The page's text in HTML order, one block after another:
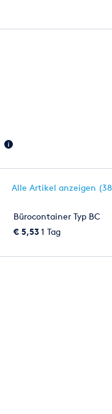
Alle Artikel anzeigen
Bürocontainer Typ BC
€ 5,531 Tag